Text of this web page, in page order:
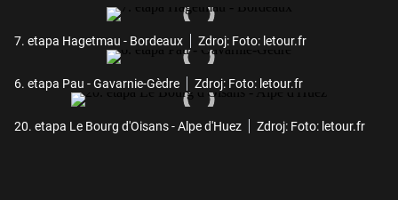
7. etapa Hagetmau - Bordeaux Zdroj: Foto: letour.fr
6. etapa Pau - Gavarnie-Gèdre Zdroj: Foto: letour.fr
20. etapa Le Bourg d'Oisans - Alpe d'Huez Zdroj: Foto: letour.fr